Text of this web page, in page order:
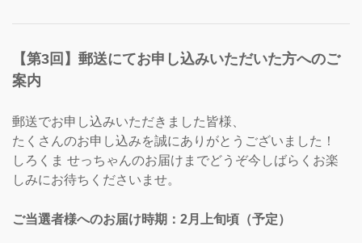
【第3回】郵送にてお申し込みいただいた方へのご
案内
郵送でお申し込みいただきました皆様、
たくさんのお申し込みを誠にありがとうございました！
しろくま せっちゃんのお届けまでどうぞ今しばらくお楽
しみにお待ちくださいませ。
ご当選者様へのお届け時期：2月上旬頃（予定）